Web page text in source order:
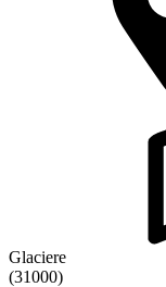
Glaciere
(31000)